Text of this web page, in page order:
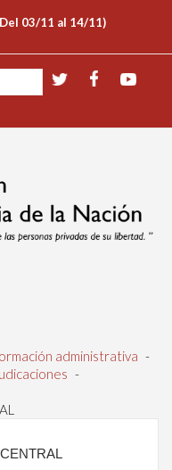
03/11 al 14/11)
administrativa -
-